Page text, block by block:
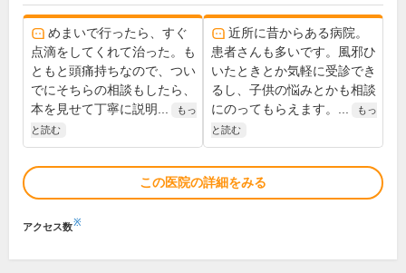
めまいで行ったら、すぐ
点滴をしてくれて治った。も
ともと頭痛持ちなので、つい
でにそちらの相談もしたら、
本を見せて丁寧に説明...
もっ
と読む
近所に昔からある病院。
患者さんも多いです。風邪ひ
いたときとか気軽に受診でき
るし、子供の悩みとかも相談
にのってもらえます。...
もっ
と読む
この医院の詳細をみる
アクセス数※